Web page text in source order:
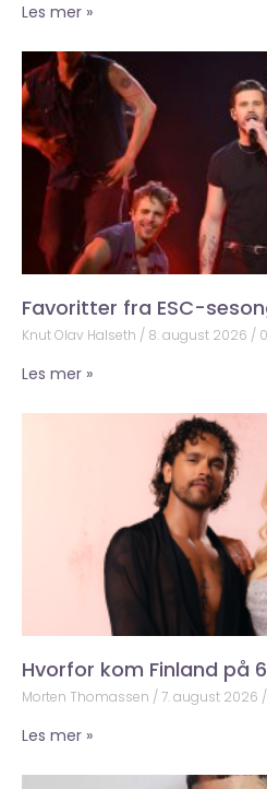
Les mer »
Favoritter fra ESC-
Knut Olav Halseth 8. august 2026
Les mer »
Hvorfor kom Finland på
Morten Thomassen 7. august 2026
Les mer »